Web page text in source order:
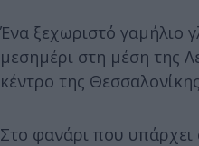
Ένα ξεχωριστό γαμήλιο
μεσημέρι στη μέση της
κέντρο της
Στο φανάρι που υπάρχει